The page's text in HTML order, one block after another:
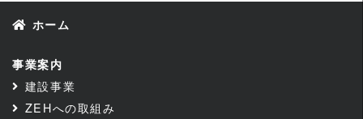
ホーム
事業案内
建設事業
ZEHへの取組み